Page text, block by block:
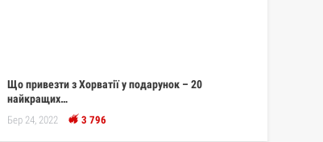
Що привезти з Хорватії у подарунок – 20
найкращих…
Бер 24, 2022 3 796